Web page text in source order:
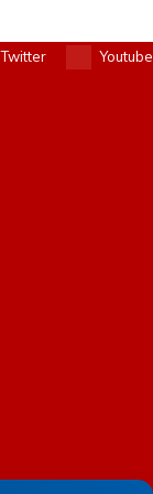
Twitter Youtube